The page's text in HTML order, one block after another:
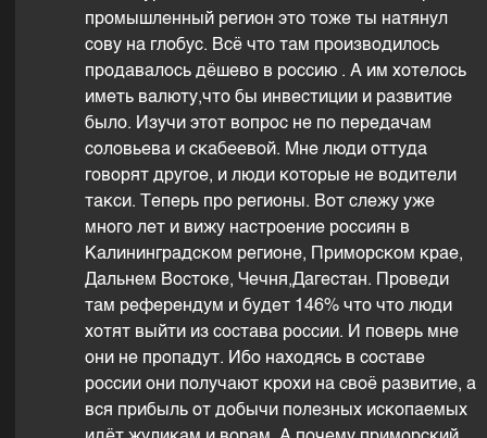
промышленный регион это тоже ты натянул
сову на глобус. Всё что там производилось
продавалось дёшево в россию . А им хотелось
иметь валюту,что бы инвестиции и развитие
было. Изучи этот вопрос не по передачам
соловьева и скабеевой. Мне люди оттуда
говорят другое, и люди которые не водители
такси. Теперь про регионы. Вот слежу уже
много лет и вижу настроение россиян в
Калининградском регионе, Приморском крае,
Дальнем Востоке, Чечня,Дагестан. Проведи
там референдум и будет 146% что что люди
хотят выйти из состава россии. И поверь мне
они не пропадут. Ибо находясь в составе
россии они получают крохи на своё развитие, а
вся прибыль от добычи полезных ископаемых